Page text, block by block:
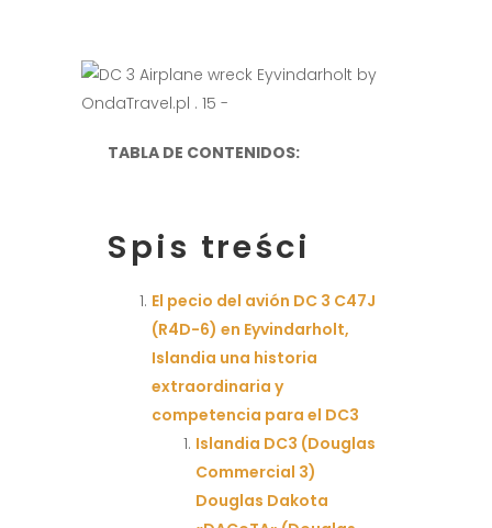
TABLA DE CONTENIDOS:
Spis treści
El pecio del avión DC 3 C47J
(R4D-6) en Eyvindarholt,
Islandia una historia
extraordinaria y
competencia para el DC3
Islandia DC3 (Douglas
Commercial 3)
Douglas Dakota